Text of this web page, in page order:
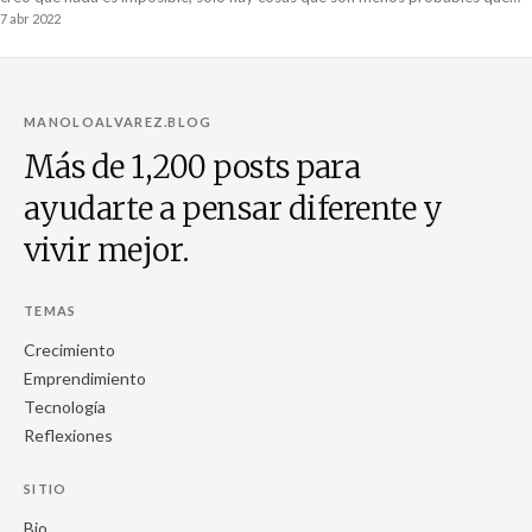
otras. Ver el mundo a través de este lente me ha permitido construir una vida
7 abr 2022
MANOLOALVAREZ.BLOG
Más de 1,200 posts para
ayudarte a pensar diferente y
vivir mejor.
TEMAS
Crecimiento
Emprendimiento
Tecnología
Reflexiones
SITIO